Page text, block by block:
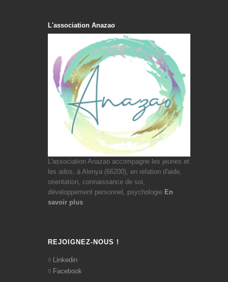
L'association Anazao
L'association Anazao accompagne les jeunes et
les ados, à Alenya (66200), en relation d'aide,
orientation, connaissance de soi,
développement personnel, psychologie En
savoir plus
REJOIGNEZ-NOUS !
Linkedin
Facebook